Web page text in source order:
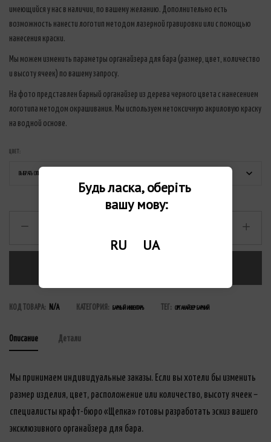
имеющийся у нас в наличии, по вашему желанию. Дополнительно есть
возможность нанести логотип методом лазерной гравировки или с помощью
нанесения краски.
Мы можем изменить параметры органайзера для бара (размер, цвет, количество
и высоту ячеек) по вашему запросу.
На фото представлен барный органайзер из дерева черного цвета с нанесением
логотипа методом окрашивания. Мы используем нетоксичную акриловую краску
на водной основе.
ЦВЕТ:
КОД ТОВАРА: N/A КАТЕГОРИЯ: БАРНЫЙ ИНВЕНТАРЬ ТЕГ: ОРГАНAЙЗЕР БАРНИЙ
Описание Детали
Мы принимаем индивидуальные заказы. Если вы хотели бы изменить
размер изделия, цвет, расположение или количество, высоту ячеек –
специалисты крафт-бюро «Щепка» готовы разработать эскиз вашего
эксклюзивного органайзера для бара.
Будь ласка, оберіть
вашу мову:
RU UA